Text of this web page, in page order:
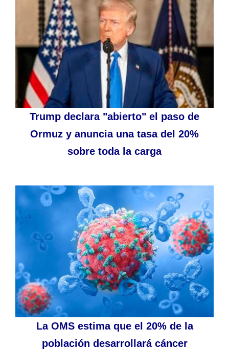
Trump declara "abierto" el paso de
Ormuz y anuncia una tasa del 20%
sobre toda la carga
La OMS estima que el 20% de la
población desarrollará cáncer